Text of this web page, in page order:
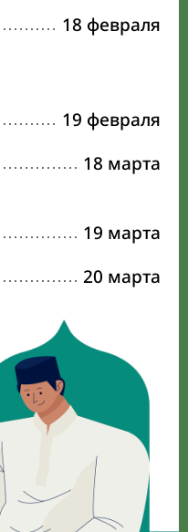
18 февраля
19 февраля
18 марта
19 марта
20 марта